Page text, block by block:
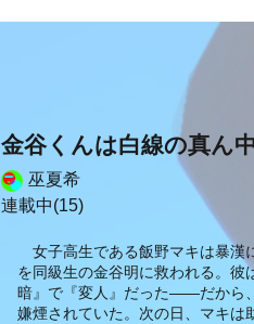
金谷くんは白線の真ん
巫夏希
連載中(15)
女子高生である飯野マキは暴漢
を同級生の金谷明に救われる。彼
暗』で『変人』だった――だから
嫌煙されていた。次の日、マキは